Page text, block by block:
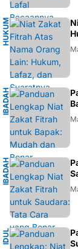
H
U
KU
M
I
S
L
AM
I
B
A
DA
H
I
S
L
AM
I
B
A
DA
H
I
S
L
AM
I
D
U
L
F
I
T
RI